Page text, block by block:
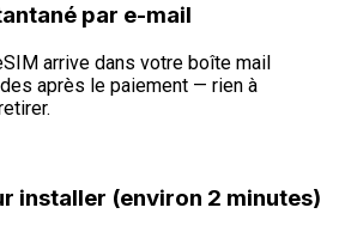
par e-mail
arrive dans votre boîte mail
après le paiement — rien à
installer (environ 2 minutes)